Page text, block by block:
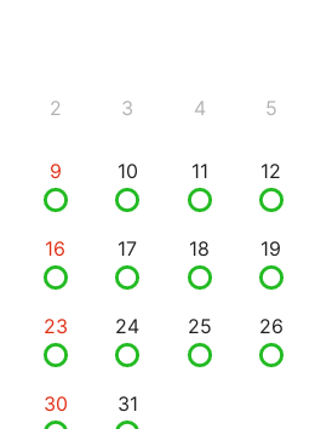
2 3 4 5
9 10 11 12
16 17 18 19
23 24 25 26
30 31